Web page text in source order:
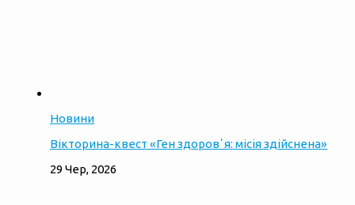
Новини
Вікторина-квест «Ген здоровʼя: місія здійснена»
29 Чер, 2026